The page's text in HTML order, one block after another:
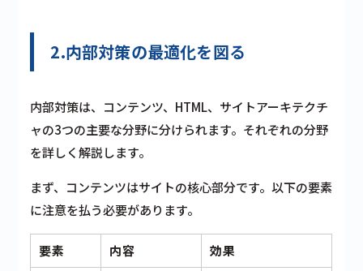
2.内部対策の最適化を図る
内部対策は、コンテンツ、HTML、サイトアーキテクチ
ャの3つの主要な分野に分けられます。それぞれの分野
を詳しく解説します。
まず、コンテンツはサイトの核心部分です。以下の要素
に注意を払う必要があります。
要素 内容 効果